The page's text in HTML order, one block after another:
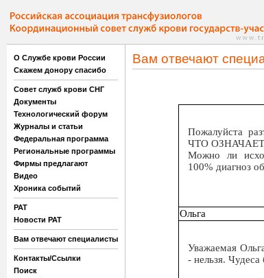
О Службе крови России
Скажем донору спасибо
Совет служб крови СНГ
Документы
Технологический форум
Журналы и статьи
Федеральная программа
Региональные программы
Фирмы предлагают
Видео
Хроника событий
РАТ
Новости РАТ
Вам отвечают специалисты
Контакты/Ссылки
Поиск
Вам отвечают
Пожалуйста
ЧТО
Можно ли
100% диагноз
Ольга
Уважаемая
- нельзя.